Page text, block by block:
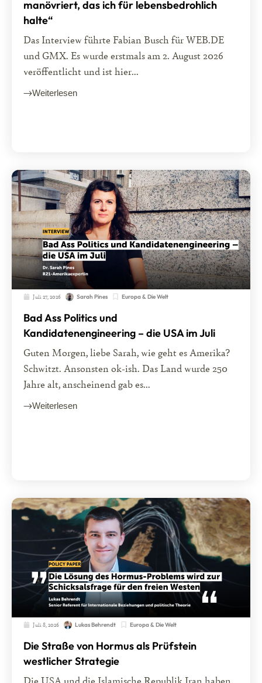
manövriert, das ich für lebensbedrohlich
halte“
Das Interview führte Fabian Busch für WEB.DE
und GMX. Es wurde erstmals am 2. August 2026
veröffentlicht und ist hier...
Weiterlesen
Juli 27, 2026 Sarah Pines Europa & Die Welt
Bad Ass Politics und
Kandidatenengineering – die USA im Juli
Guten Morgen, liebe Sarah, wie geht es Amerika?
Schwitzt. Ansonsten ok-ish. Das Land wurde 250
Jahre alt, anscheinend gab es...
Weiterlesen
Juli 8, 2026 Lukas Behrendt Europa & Die Welt
Die Straße von Hormus als Prüfstein
westlicher Strategie
Die USA und die Islamische Republik Iran haben